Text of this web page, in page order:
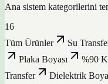
Ana sistem kategorilerini
16
Tüm Ürünler
Su
Plaka Boyası
%90
Transfer
Dielektrik Boya